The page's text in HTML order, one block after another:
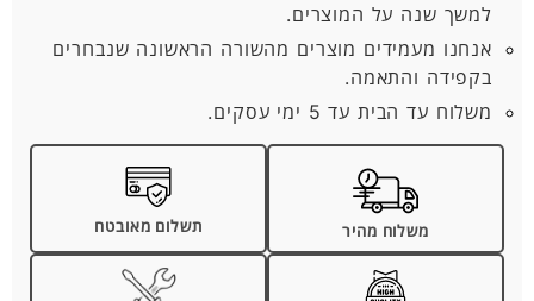
למשך שנה על המוצרים.
אנחנו מעמידים מוצרים מהשורה הראשונה שנבחרים
בקפידה והתאמה.
משלוח עד הבית עד 5 ימי עסקים.
משלוח מהיר תשלום מאובטח